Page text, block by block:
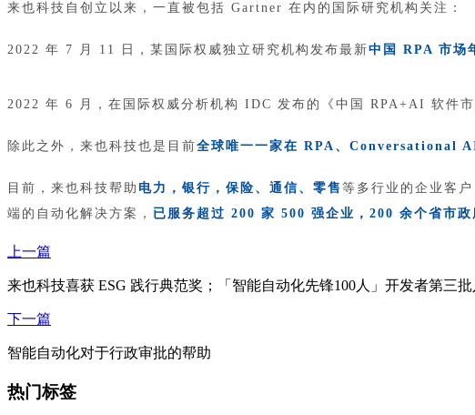
来也科技自创立以来，一直被包括 Gartner 在内的国际研究机构关注：
2022 年 7 月 11 日，某国际权威独立研究机构 发布最新中国 RPA 市场
2022 年 6 月，在国际权威分析机构 IDC 发布的《中国 RPA+AI 软件
除此之外，来也科技也是目前全球唯一一家在 RPA、Conversational
目前，来也科技帮助 电力，银行，保险、通信、零售 等多行业的企业客户
端的自动化解决方案， 已服务超过 200 家 500 强企业，200 余个省市政
上一篇
来也科技喜获 ESG 践行典范奖；「智能自动化先锋100人」开发者第三
下一篇
智能自动化对于行政审批的帮助
热门标签